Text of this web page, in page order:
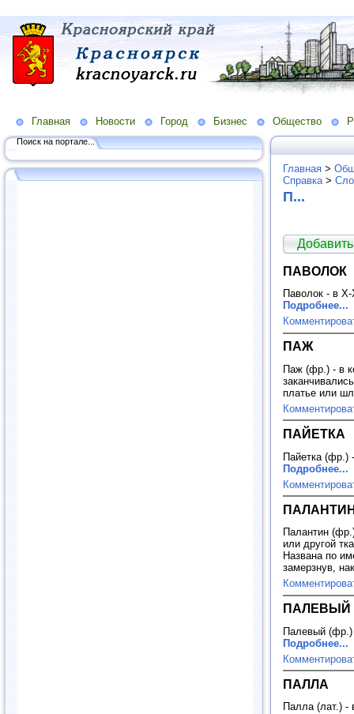
Главная Новости Город Бизнес Общество
Поиск на портале...
Главная >
Справка >
П...
ПАВОЛОК
Паволок - в
Подробнее...
ПАЖ
Паж (фр.) - в
платье или
ПАЙЕТКА
Пайетка (фр.)
Подробнее...
Палантин
или другой
Названа по
замерзнув,
ПАЛЕВЫЙ
Палевый (фр.)
Подробнее...
ПАЛЛА
Палла (лат.) -